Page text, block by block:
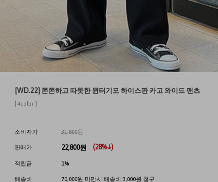
[WD.22] 쫀쫀하고 따뜻한 윈터기모 하이스판 카고 와이드 팬츠
[ 4color ]
소비자가 31,800원
판매가 22,800원 (28%↓)
적립금 1%
배송비 70,000원 미만시 배송비 3,000원 청구